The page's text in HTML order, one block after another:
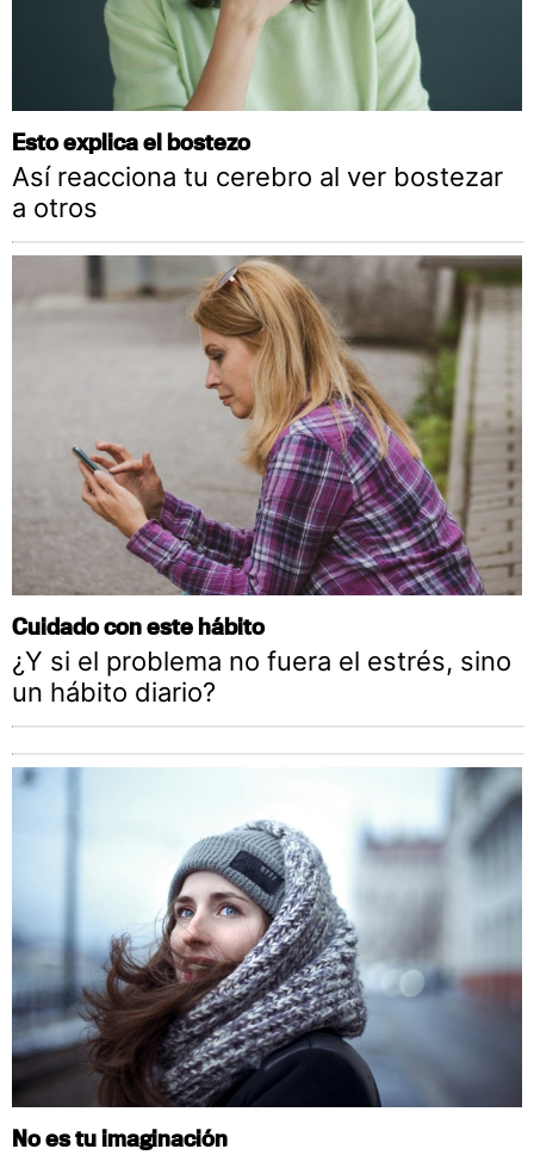
Esto explica el bostezo
Así reacciona tu cerebro al ver bostezar
a otros
Cuidado con este hábito
¿Y si el problema no fuera el estrés, sino
un hábito diario?
No es tu imaginación